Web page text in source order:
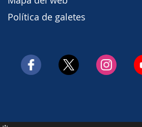
Política de galetes